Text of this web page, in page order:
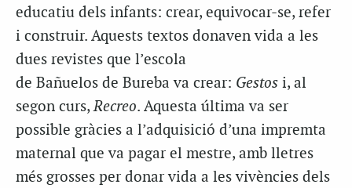
educatiu dels infants: crear, equivocar-se, refer
i construir. Aquests textos donaven vida a les
dues revistes que l’escola
de Bañuelos de Bureba va crear: Gestos i, al
segon curs,Recreo. Aquesta última va ser
possible gràcies a l’adquisició d’una impremta
maternal que va pagar el mestre, amb lletres
més grosses per donar vida a les vivències dels